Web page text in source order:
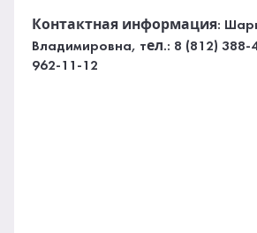
Контактная информация:
Владимировна, тел.: 8 (812) 388-
962-11-12